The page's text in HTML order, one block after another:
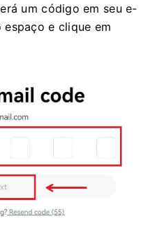
um código em seu e-
e clique em